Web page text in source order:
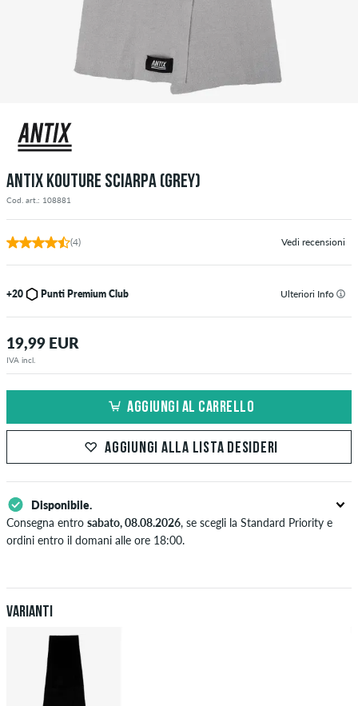
ANTIX KOUTURE SCIARPA (GREY)
Cod. art.: 108881
(4) Vedi recensioni
+20 Punti Premium Club Ulteriori Info
19,99 EUR
IVA incl.
AGGIUNGI AL CARRELLO
AGGIUNGI ALLA LISTA DESIDERI
Disponibile.
Consegna entro sabato, 08.08.2026, se scegli la Standard Priority e
ordini entro il domani alle ore 18:00.
Varianti